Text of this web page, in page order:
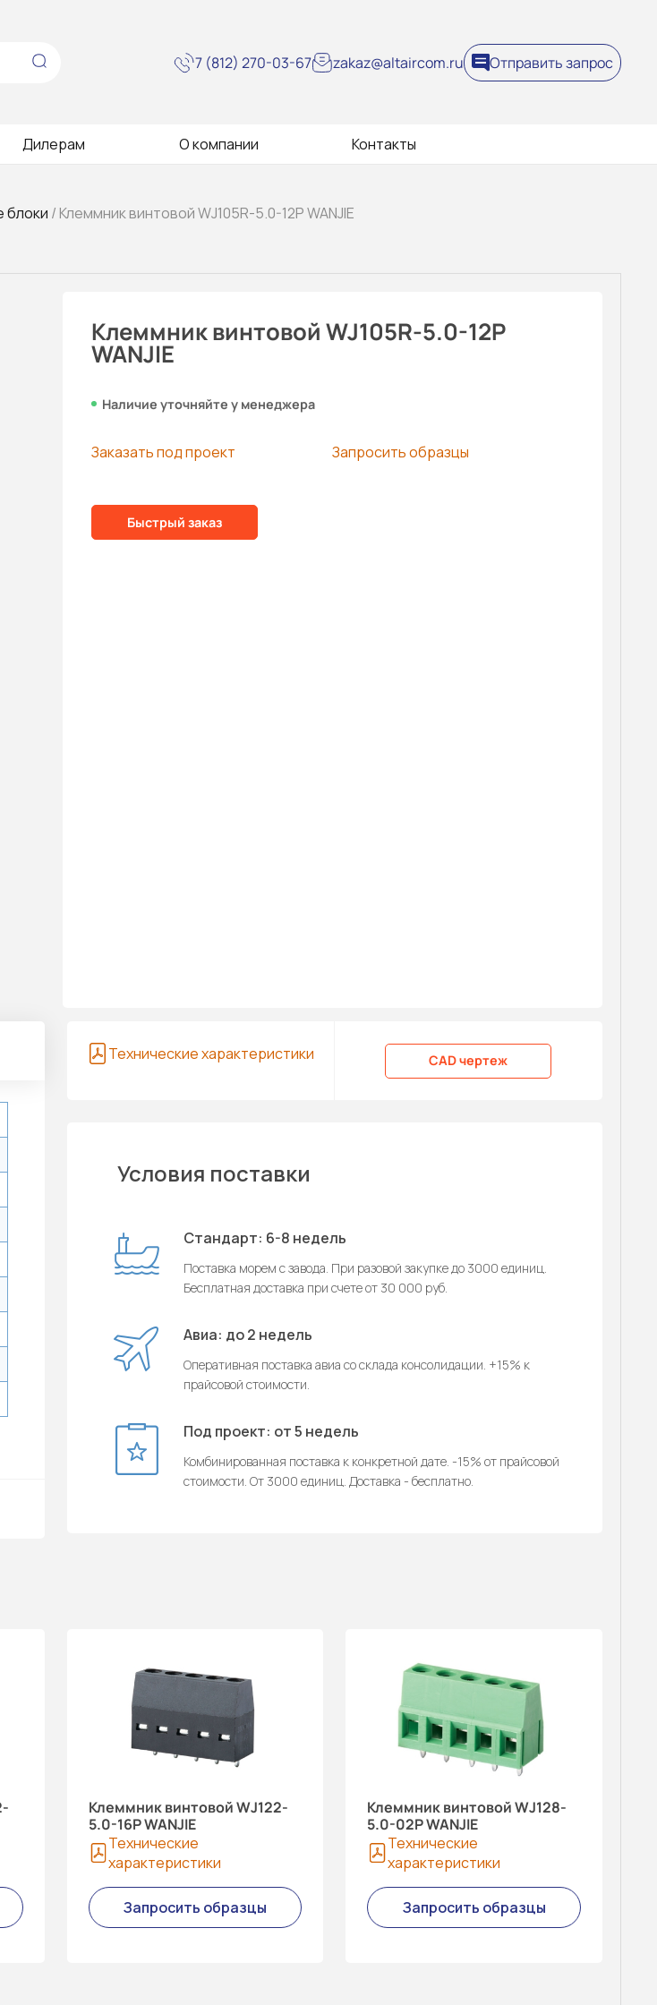
7 (812) 270-03-67 zakaz@altaircom.ru Отправить запрос
Дилерам О компании Контакты
блоки / Клеммник винтовой WJ105R-5.0-12P WANJIE
Клеммник винтовой WJ105R-5.0-12P
WANJIE
Наличие уточняйте у менеджера
Заказать под проект Запросить образцы
Быстрый заказ
Технические характеристики CAD чертеж
Условия поставки
Стандарт: 6-8 недель
Поставка морем с завода. При разовой закупке до 3000 единиц.
Бесплатная доставка при счете от 30 000 руб.
Авиа: до 2 недель
Оперативная поставка авиа со склада консолидации. +15% к
прайсовой стоимости.
Под проект: от 5 недель
Комбинированная поставка к конкретной дате. -15% от прайсовой
стоимости. От 3000 единиц. Доставка - бесплатно.
Клеммник винтовой WJ122-
5.0-16P WANJIE
Технические
характеристики
Запросить образцы
Клеммник винтовой WJ128-
5.0-02P WANJIE
Технические
характеристики
Запросить образцы